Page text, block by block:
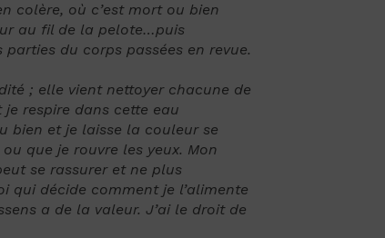
colère, où c’est mort ou bien
au fil de la pelote…puis
du corps passées en revue.
; elle vient nettoyer chacune de
respire dans cette eau
bien et je laisse la couleur se
que je rouvre les yeux. Mon
se rassurer et ne plus
qui décide comment je l’alimente
a de la valeur. J’ai le droit de